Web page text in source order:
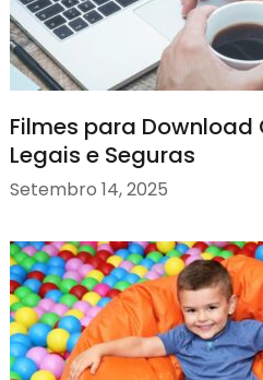
Filmes para Download
Legais e Seguras
Setembro 14, 2025